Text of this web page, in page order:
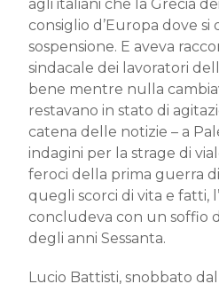
agli italiani che la Grecia
consiglio d’Europa dove
sospensione. E aveva
sindacale dei lavoratori
bene mentre nulla
restavano in stato di
catena delle notizie – a
indagini per la strage di
feroci della prima guerra
quegli scorci di vita e fatti,
concludeva con un soffio
degli anni Sessanta.
Lucio Battisti, snobbato